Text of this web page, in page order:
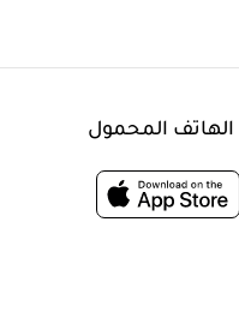
المحمول